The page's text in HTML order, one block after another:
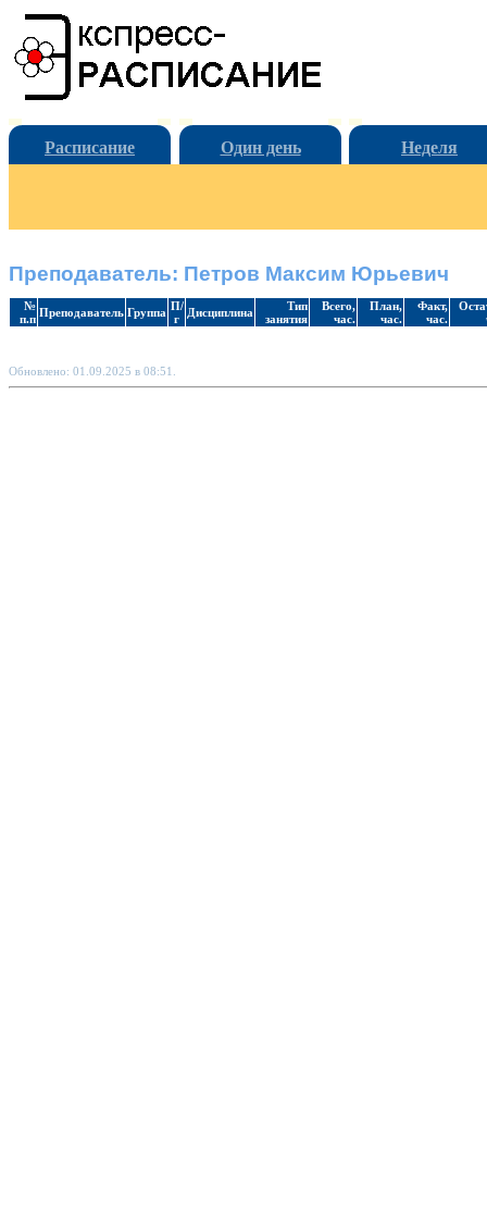
Расписание Один день Неделя
Преподаватель: Петров Максим Юрьевич
№
п.п Преподаватель Группа П/
г
Дисциплина
Тип
занятия
Всего,
час.
План,
час.
Факт,
час.
Обновлено: 01.09.2025 в 08:51.